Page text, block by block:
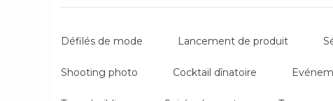
- des séminaires de management
- des séminaires de formation
Défilés de mode Lancement de produit
Shooting photo Cocktail dînatoire